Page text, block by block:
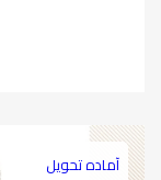
آماده تحویل